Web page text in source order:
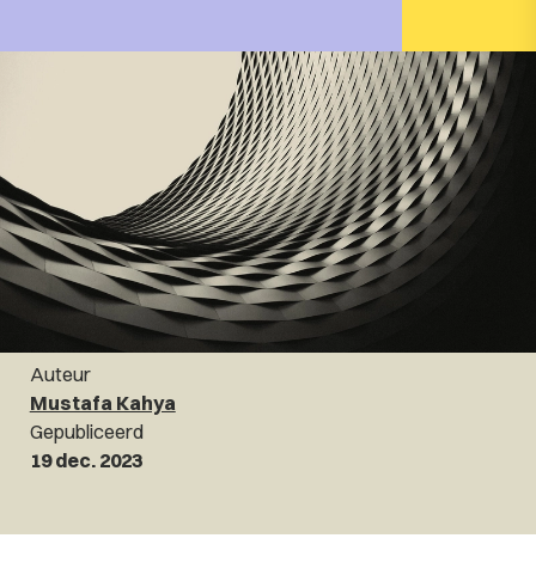
Auteur
Mustafa Kahya
Gepubliceerd
19 dec. 2023